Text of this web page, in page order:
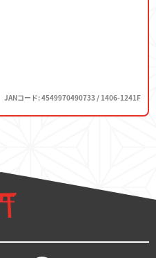
JANコード: 4549970490733 / 1406-1241F